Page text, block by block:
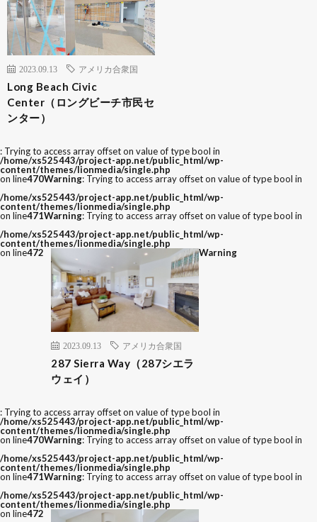
2023.09.13 アメリカ合衆国
Long Beach Civic
Center（ロングビーチ市民セ
ンター）
: Trying to access array offset on value of type bool in
/home/xs525443/project-app.net/public_html/wp-
content/themes/lionmedia/single.php
on line470Warning: Trying to access array offset on value of type bool in
/home/xs525443/project-app.net/public_html/wp-
content/themes/lionmedia/single.php
on line471Warning: Trying to access array offset on value of type bool in
/home/xs525443/project-app.net/public_html/wp-
content/themes/lionmedia/single.php
on line472
2023.09.13 アメリカ合衆国
287 Sierra Way（287シエラ
ウェイ）
Warning
: Trying to access array offset on value of type bool in
/home/xs525443/project-app.net/public_html/wp-
content/themes/lionmedia/single.php
on line470Warning: Trying to access array offset on value of type bool in
/home/xs525443/project-app.net/public_html/wp-
content/themes/lionmedia/single.php
on line471Warning: Trying to access array offset on value of type bool in
/home/xs525443/project-app.net/public_html/wp-
content/themes/lionmedia/single.php
on line472